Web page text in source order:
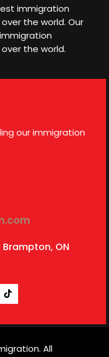
immigration
the world. Our
the world.
our immigration
ON
All